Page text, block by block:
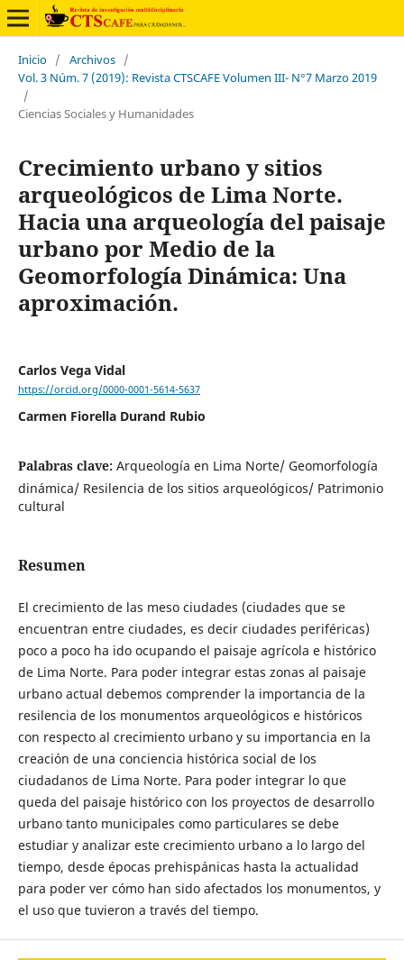
Inicio / Archivos /
Vol. 3 Núm. 7 (2019): Revista CTSCAFE Volumen III- N°7 Marzo 2019
/
Ciencias Sociales y Humanidades
Crecimiento urbano y sitios
arqueológicos de Lima Norte.
Hacia una arqueología del paisaje
urbano por Medio de la
Geomorfología Dinámica: Una
aproximación.
Carlos Vega Vidal
https://orcid.org/0000-0001-5614-5637
Carmen Fiorella Durand Rubio
Palabras clave: Arqueología en Lima Norte/ Geomorfología
dinámica/ Resilencia de los sitios arqueológicos/ Patrimonio
cultural
Resumen
El crecimiento de las meso ciudades (ciudades que se
encuentran entre ciudades, es decir ciudades periféricas)
poco a poco ha ido ocupando el paisaje agrícola e histórico
de Lima Norte. Para poder integrar estas zonas al paisaje
urbano actual debemos comprender la importancia de la
resilencia de los monumentos arqueológicos e históricos
con respecto al crecimiento urbano y su importancia en la
creación de una conciencia histórica social de los
ciudadanos de Lima Norte. Para poder integrar lo que
queda del paisaje histórico con los proyectos de desarrollo
urbano tanto municipales como particulares se debe
estudiar y analizar este crecimiento urbano a lo largo del
tiempo, desde épocas prehispánicas hasta la actualidad
para poder ver cómo han sido afectados los monumentos, y
el uso que tuvieron a través del tiempo.